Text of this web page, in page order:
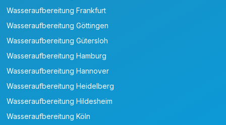
Wasseraufbereitung Frankfurt
Wasseraufbereitung Göttingen
Wasseraufbereitung Gütersloh
Wasseraufbereitung Hamburg
Wasseraufbereitung Hannover
Wasseraufbereitung Heidelberg
Wasseraufbereitung Hildesheim
Wasseraufbereitung Köln